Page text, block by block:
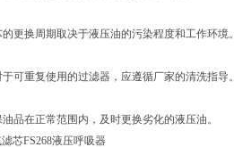
换周期取决于液压油的污染程度和工作环境。
重复使用的过滤器，应遵循厂家的清洗指导。
在正常范围内，及时更换劣化的液压油。